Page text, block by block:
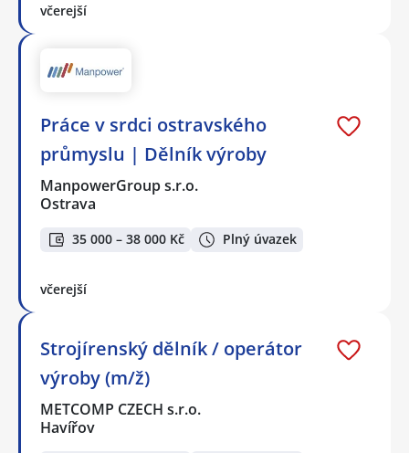
včerejší
Práce v srdci ostravského
průmyslu | Dělník výroby
ManpowerGroup s.r.o.
Ostrava
35 000 – 38 000 Kč Plný úvazek
včerejší
Strojírenský dělník / operátor
výroby (m/ž)
METCOMP CZECH s.r.o.
Havířov